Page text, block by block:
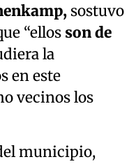
sostuvo
“ellos son de
la
en este
vecinos los
municipio,